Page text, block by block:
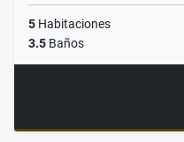
5 Habitaciones
3.5 Baños